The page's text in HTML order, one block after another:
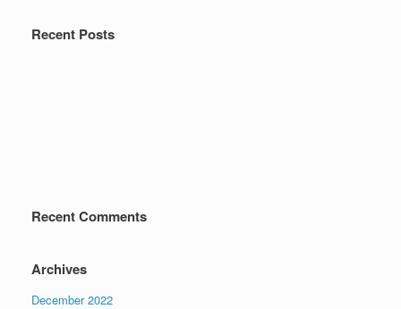
Recent Posts
Recent Comments
Archives
December 2022